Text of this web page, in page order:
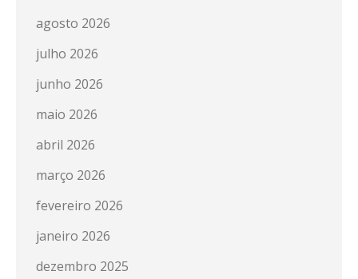
agosto 2026
julho 2026
junho 2026
maio 2026
abril 2026
março 2026
fevereiro 2026
janeiro 2026
dezembro 2025